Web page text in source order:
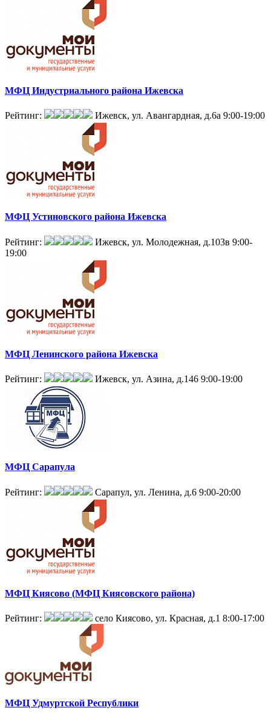
МФЦ Индустриального района Ижевска
Рейтинг: Ижевск, ул. Авангардная, д.6а 9:00-19:00
МФЦ Устиновского района Ижевска
Рейтинг: Ижевск, ул. Молодежная, д.103в 9:00-
19:00
МФЦ Ленинского района Ижевска
Рейтинг: Ижевск, ул. Азина, д.146 9:00-19:00
МФЦ Сарапула
Рейтинг: Сарапул, ул. Ленина, д.6 9:00-20:00
МФЦ Киясово (МФЦ Киясовского района)
Рейтинг: село Киясово, ул. Красная, д.1 8:00-17:00
МФЦ Удмуртской Республики